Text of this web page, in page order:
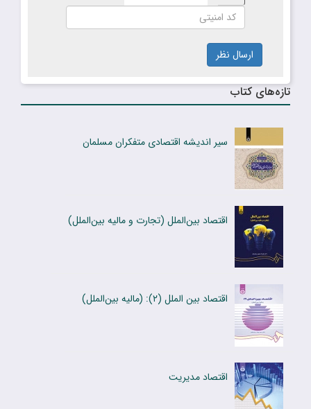
ارسال نظر
تازه‌های کتاب
سیر اندیشه اقتصادی متفکران مسلمان
اقتصاد بین‌الملل (تجارت و مالیه بین‌الملل)
اقتصاد بین الملل (۲): (مالیه بین‌الملل)
اقتصاد مدیریت